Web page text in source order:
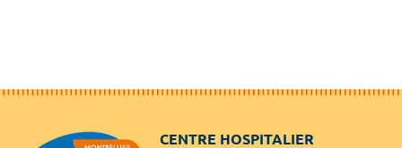
CENTRE HOSPITALIER